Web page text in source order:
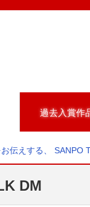
過去入賞作
伝えする、 SANPO
DM